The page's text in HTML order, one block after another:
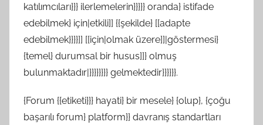
katılımcıları}}} ilerlemelerin}}}}} oranda} istifade
edebilmek} için|etkili]] {{şekilde} [[adapte
edebilmek}}}}]] [[için|olmak üzere]]|göstermesi}
{temel} durumsal bir husus]]} olmuş
bulunmaktadır|}}}}}}}} gelmektedir}}}}}}.
{Forum {{etiketi}}} hayati} bir mesele} {olup}, {çoğu
başarılı forum} platform}} davranış standartları